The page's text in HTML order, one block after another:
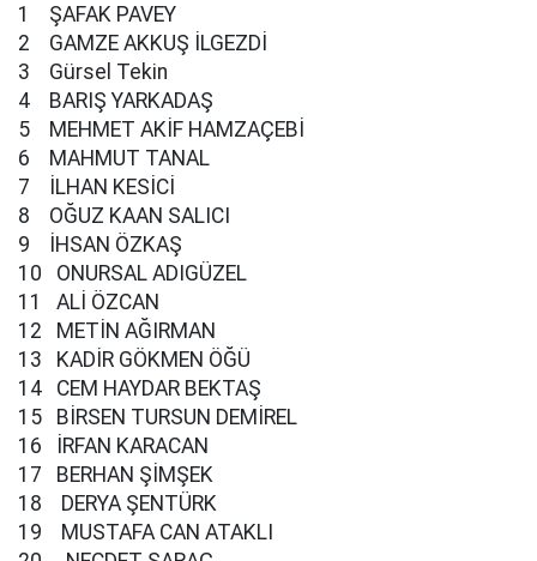
1 ŞAFAK PAVEY
2 GAMZE AKKUŞ İLGEZDİ
3 Gürsel Tekin
4 BARIŞ YARKADAŞ
5 MEHMET AKİF HAMZAÇEBİ
6 MAHMUT TANAL
7 İLHAN KESİCİ
8 OĞUZ KAAN SALICI
9 İHSAN ÖZKAŞ
10 ONURSAL ADIGÜZEL
11 ALİ ÖZCAN
12 METİN AĞIRMAN
13 KADİR GÖKMEN ÖĞÜ
14 CEM HAYDAR BEKTAŞ
15 BİRSEN TURSUN DEMİREL
16 İRFAN KARACAN
17 BERHAN ŞİMŞEK
18 DERYA ŞENTÜRK
19 MUSTAFA CAN ATAKLI